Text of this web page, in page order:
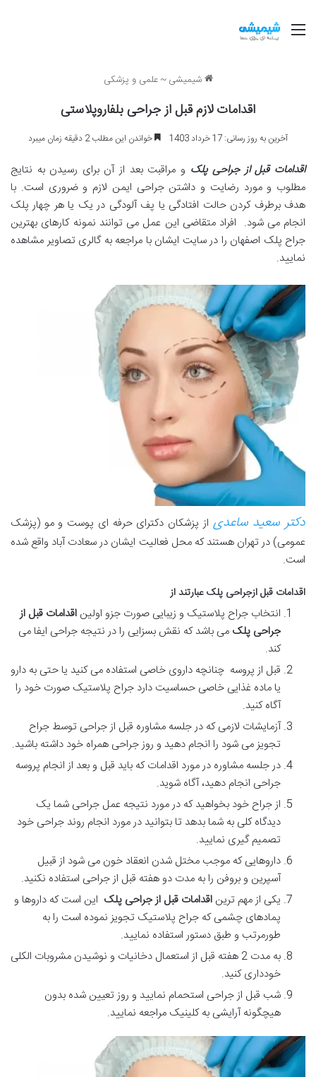
منو
شیمیشی ~ علمی و پزشکی
اقدامات لازم قبل از جراحی بلفاروپلاستی
آخرین به روز رسانی: 17 خرداد 1403 خواندن این مطلب 2 دقیقه زمان میبرد
اقدامات قبل از جراحی پلک و مراقبت بعد از آن برای رسیدن به نتایج
مطلوب و مورد رضایت و داشتن جراحی ایمن لازم و ضروری است. با
هدف برطرف کردن حالت افتادگی یا پف آلودگی در یک یا هر چهار پلک
انجام می شود. افراد متقاضی این عمل می توانند نمونه کارهای بهترین
جراح پلک اصفهان را در سایت ایشان با مراجعه به گالری تصاویر مشاهده
نمایید.
دکتر سعید ساعدی از پزشکان دکترای حرفه ای پوست و مو (پزشک
عمومی) در تهران هستند که محل فعالیت ایشان در سعادت آباد واقع شده
است.
اقدامات قبل ازجراحی پلک عبارتند از
انتخاب جراح پلاستیک و زیبایی صورت جزو اولین اقدامات قبل از
جراحی پلک می باشد که نقش بسزایی را در نتیجه جراحی ایفا می
کند.
قبل از پروسه چنانچه داروی خاصی استفاده می کنید یا حتی به دارو
یا ماده غذایی خاصی حساسیت دارد جراح پلاستیک صورت خود را
آگاه کنید.
آزمایشات لازمی که در جلسه مشاوره قبل از جراحی توسط جراح
تجویز می شود را انجام دهید و روز جراحی همراه خود داشته باشید.
در جلسه مشاوره در مورد اقدامات که باید قبل و بعد از انجام پروسه
جراحی انجام دهید، آگاه شوید.
از جراح خود بخواهید که در مورد نتیجه عمل جراحی شما یک
دیدگاه کلی به شما بدهد تا بتوانید در مورد انجام روند جراحی خود
تصمیم گیری نمایید.
داروهایی که موجب مختل شدن انعقاد خون می شود از قبیل
آسپرین و بروفن را به مدت دو هفته قبل از جراحی استفاده نکنید.
یکی از مهم ترین اقدامات قبل از جراحی پلک این است که داروها و
پمادهای چشمی که جراح پلاستیک تجویز نموده است را به
طورمرتب و طبق دستور استفاده نمایید.
به مدت 2 هفته قبل از استعمال دخانیات و نوشیدن مشروبات الکلی
خودداری کنید.
شب قبل از جراحی استحمام نمایید و روز تعیین شده بدون
هیچگونه آرایشی به کلینیک مراجعه نمایید.